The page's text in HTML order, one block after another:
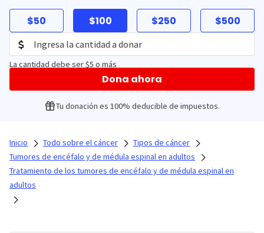
$50 $100 $250 $500
La cantidad debe ser $5 o más
Dona ahora
Tu donación es 100% deducible de impuestos.
Inicio Todo sobre el cáncer
Tipos de cáncer
Tumores de encéfalo y de médula espinal en adultos
Tratamiento de los tumores de encéfalo y de médula espinal en
adultos